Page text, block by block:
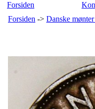
Forsiden
Forsiden -> Danske